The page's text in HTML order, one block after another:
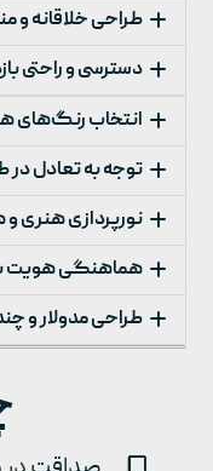
طراحی خلاقانه و
دسترسی و راحتی
انتخاب رنگ‌های
توجه به تعادل
نورپردازی هنری
هماهنگی هویت
طراحی مدولار و